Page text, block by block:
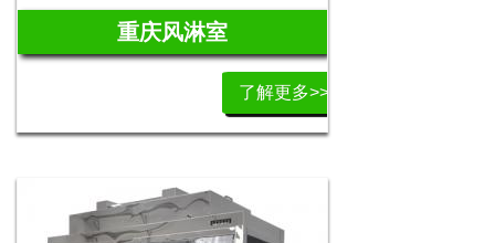
重庆风淋室
了解更多>>